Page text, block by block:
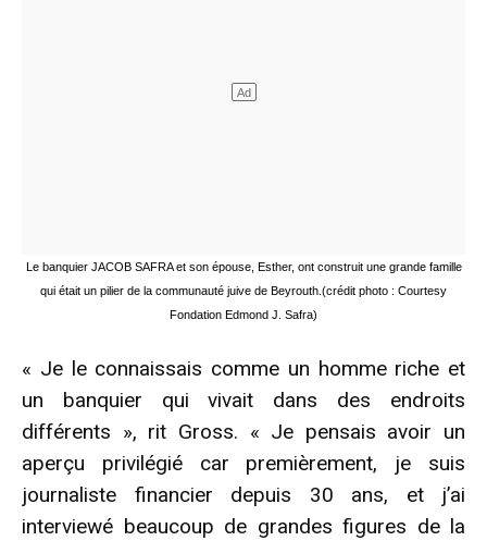
Le banquier JACOB SAFRA et son épouse, Esther, ont construit une grande famille
qui était un pilier de la communauté juive de Beyrouth. (crédit photo : Courtesy
Fondation Edmond J. Safra)
« Je le connaissais comme un homme riche et
un banquier qui vivait dans des endroits
différents », rit Gross. « Je pensais avoir un
aperçu privilégié car premièrement, je suis
journaliste financier depuis 30 ans, et j’ai
interviewé beaucoup de grandes figures de la